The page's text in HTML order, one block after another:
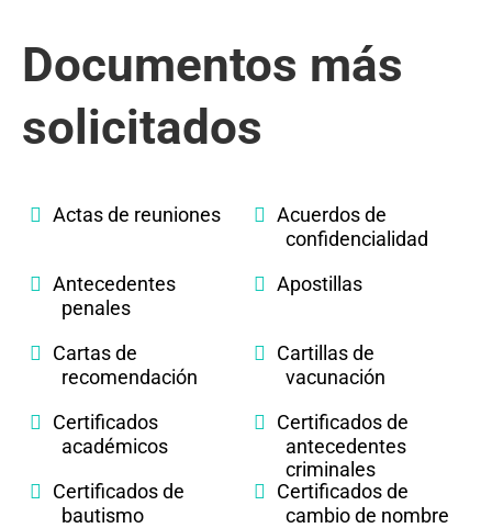
Documentos más
solicitados
Actas de reuniones
Acuerdos de
confidencialidad
Antecedentes
penales
Apostillas
Cartas de
recomendación
Cartillas de
vacunación
Certificados
académicos
Certificados de
antecedentes
criminales
Certificados de
bautismo
Certificados de
cambio de nombre